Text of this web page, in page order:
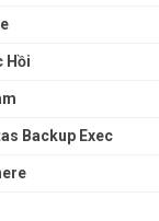
Hồi
Backup Exec